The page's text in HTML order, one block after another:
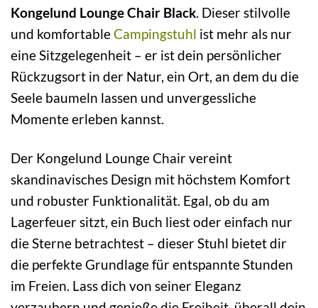
Kongelund Lounge Chair Black . Dieser stilvolle
und komfortableCampingstuhl ist mehr als nur
eine Sitzgelegenheit – er ist dein persönlicher
Rückzugsort in der Natur, ein Ort, an dem du die
Seele baumeln lassen und unvergessliche
Momente erleben kannst.
Der Kongelund Lounge Chair vereint
skandinavisches Design mit höchstem Komfort
und robuster Funktionalität. Egal, ob du am
Lagerfeuer sitzt, ein Buch liest oder einfach nur
die Sterne betrachtest – dieser Stuhl bietet dir
die perfekte Grundlage für entspannte Stunden
im Freien. Lass dich von seiner Eleganz